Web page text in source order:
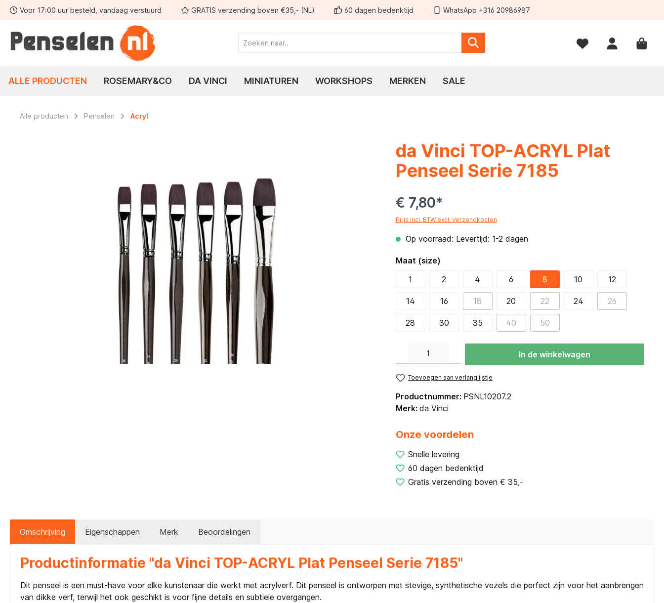
Ga naar de hoofdnavigatie
Voor 17:00 uur besteld, vandaag verstuurd GRATIS verzending boven €35,- (NL) 60 dagen bedenktijd WhatsApp +316 20986987
ALLE PRODUCTEN ROSEMARY&CO DA VINCI MINIATUREN WORKSHOPS MERKEN SALE
Alle producten Penselen Acryl
da Vinci TOP-ACRYL Plat
Penseel Serie 7185
€ 7,80*
Prijs incl. BTW excl. Verzendkosten
Op voorraad: Levertijd: 1-2 dagen
Maat (size)
1
2 4 6 8 10 12
14 16 18 20 22 24 26
28 30 35 40 50
In de winkelwagen
Toevoegen aan verlanglijstje
Productnummer: PSNL10207.2
Merk: da Vinci
Onze voordelen
Snelle levering
60 dagen bedenktijd
Gratis verzending boven € 35,-
Omschrijving Eigenschappen Merk Beoordelingen
Productinformatie "da Vinci TOP-ACRYL Plat Penseel Serie 7185"
Dit penseel is een must-have voor elke kunstenaar die werkt met acrylverf. Dit penseel is ontworpen met stevige, synthetische vezels die perfect zijn voor het aanbrengen
van dikke verf, terwijl het ook geschikt is voor fijne details en subtiele overgangen.